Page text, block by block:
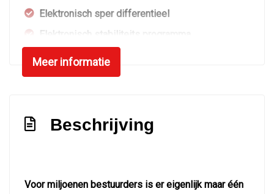
Elektronisch sper differentieel
Elektronisch stabiliteits programma
Elektronische remkrachtverdeling
Hoofd airbag(s) achter
Kleur grijs
Vervolgbotsing preventie
Meer informatie
Beschrijving
Voor miljoenen bestuurders is er eigenlijk maar één